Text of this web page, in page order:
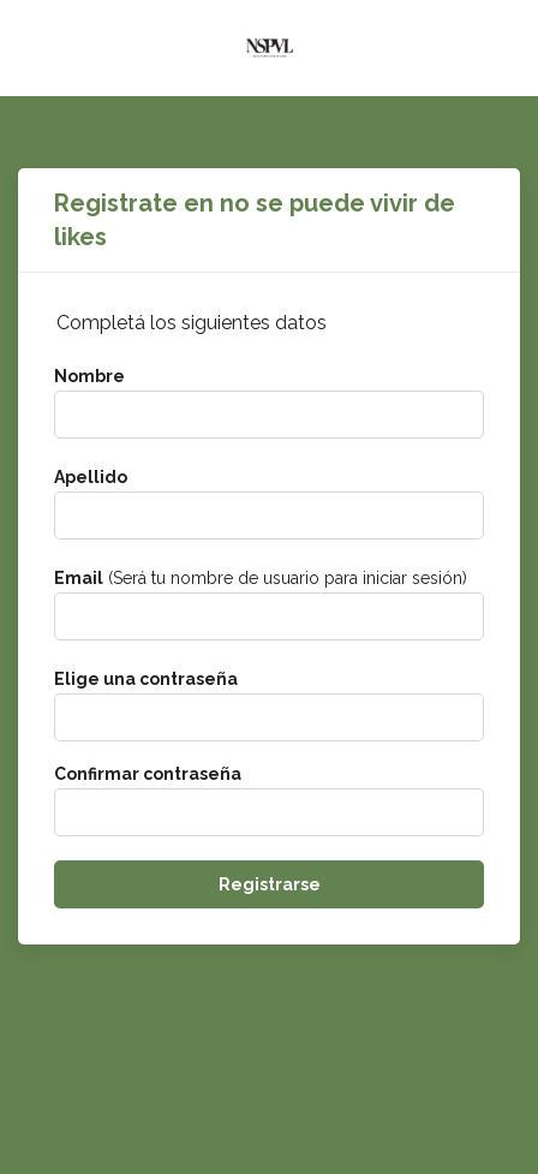
Registrate en no se puede vivir de
likes
Completá los siguientes datos
Nombre
Apellido
Email (Será tu nombre de usuario para iniciar sesión)
Elige una contraseña
Confirmar contraseña
Registrarse